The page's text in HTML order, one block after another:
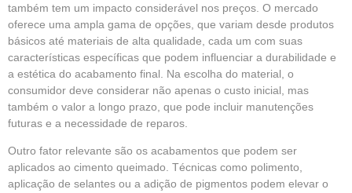
também tem um impacto considerável nos preços. O mercado
oferece uma ampla gama de opções, que variam desde produtos
básicos até materiais de alta qualidade, cada um com suas
características específicas que podem influenciar a durabilidade e
a estética do acabamento final. Na escolha do material, o
consumidor deve considerar não apenas o custo inicial, mas
também o valor a longo prazo, que pode incluir manutenções
futuras e a necessidade de reparos.
Outro fator relevante são os acabamentos que podem ser
aplicados ao cimento queimado. Técnicas como polimento,
aplicação de selantes ou a adição de pigmentos podem elevar o